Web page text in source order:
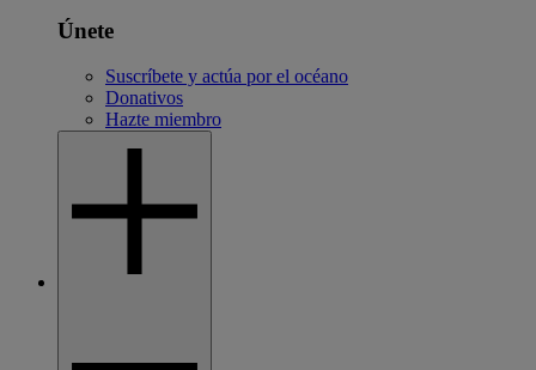
Únete
Suscríbete y actúa por el océano
Donativos
Hazte miembro